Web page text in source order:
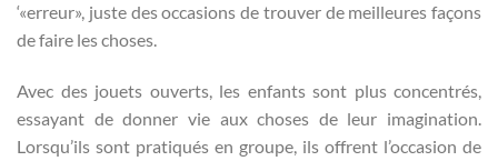
‘«erreur», juste des occasions de trouver de meilleures façons
de faire les choses.
Avec des jouets ouverts, les enfants sont plus concentrés,
essayant de donner vie aux choses de leur imagination.
Lorsqu’ils sont pratiqués en groupe, ils offrent l’occasion de